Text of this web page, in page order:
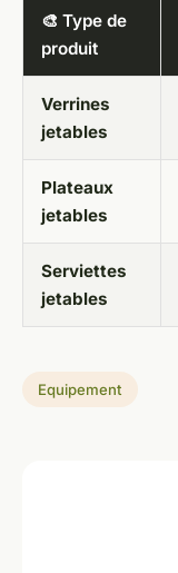
🎨 Type de
produit
Verrines
jetables
Plateaux
jetables
Serviettes
jetables
Equipement